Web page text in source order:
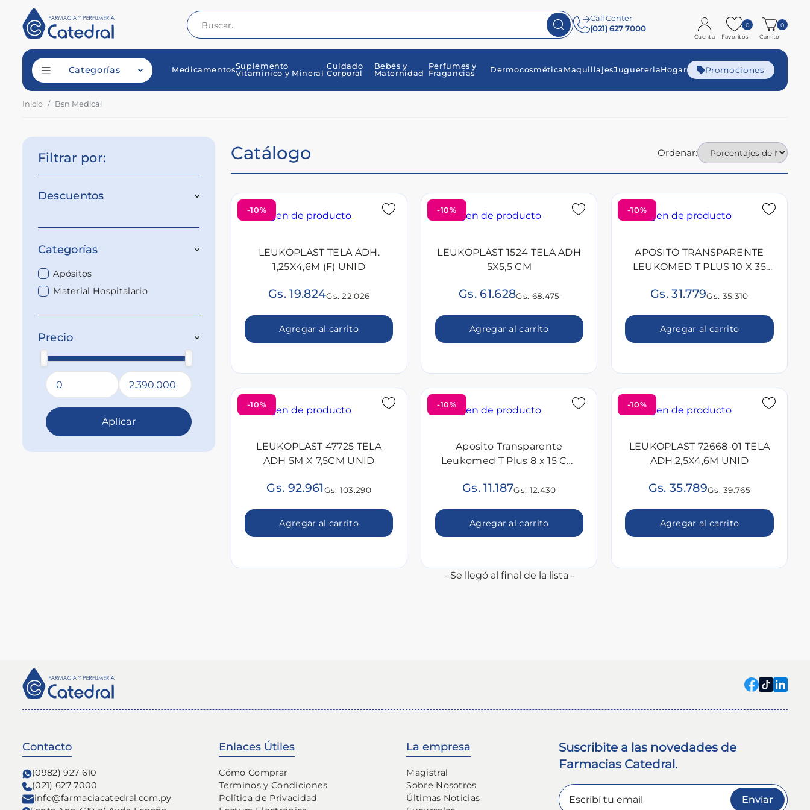
Call Center
(021) 627 7000
Cuenta Favoritos
0
Carrito
0
Categorías MedicamentosSuplemento
Vitaminico y Mineral
Cuidado
Corporal
Bebés y
Maternidad
Perfumes y
Fragancias
Dermocosmética MaquillajesJugueteriaHogar Promociones
Inicio Bsn Medical
Filtrar por:
Descuentos
Categorías
Apósitos
Material Hospitalario
Precio
Aplicar
Catálogo Ordenar:
-10%
LEUKOPLAST TELA ADH.
1,25X4,6M (F) UNID
Gs. 19.824Gs. 22.026
Agregar al carrito
-10%
LEUKOPLAST 1524 TELA ADH
5X5,5 CM
Gs. 61.628Gs. 68.475
Agregar al carrito
-10%
APOSITO TRANSPARENTE
LEUKOMED T PLUS 10 X 35
Gs. 31.779Gs. 35.310
Agregar al carrito
-10%
LEUKOPLAST 47725 TELA
ADH 5M X 7,5CM UNID
Gs. 92.961Gs. 103.290
Agregar al carrito
-10%
Aposito Transparente
Leukomed T Plus 8 x 15 Cm
Gs. 11.187Gs. 12.430
Agregar al carrito
-10%
LEUKOPLAST 72668-01 TELA
ADH.2,5X4,6M UNID
Gs. 35.789Gs. 39.765
Agregar al carrito
- Se llegó al final de la lista -
Contacto
(0982) 927 610
(021) 627 7000
info@farmaciacatedral.com.py
Enlaces Útiles
Cómo Comprar
Terminos y Condiciones
Política de Privacidad
La empresa
Magistral
Sobre Nosotros
Últimas Noticias
Suscribite a las novedades de
Farmacias Catedral.
Enviar